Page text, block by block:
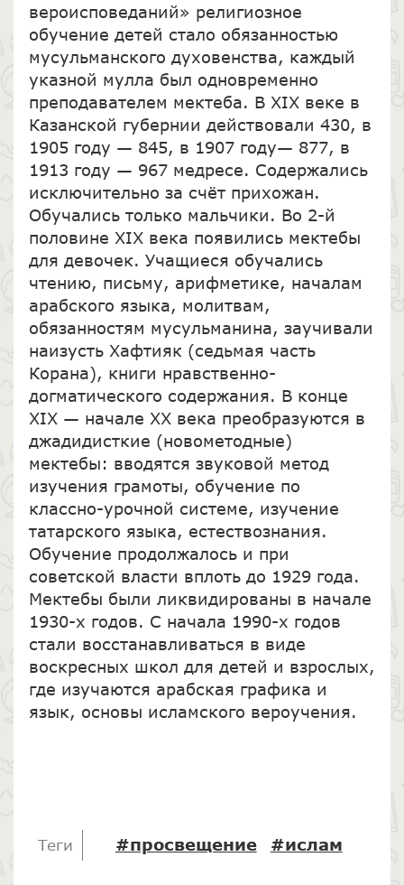
вероисповеданий» религиозное
обучение детей стало обязанностью
мусульманского духовенства, каждый
указной мулла был одновременно
преподавателем мектеба. В XIX веке в
Казанской губернии действовали 430, в
1905 году — 845, в 1907 году— 877, в
1913 году — 967 медресе. Содержались
исключительно за счёт прихожан.
Обучались только мальчики. Во 2-й
половине XIX века появились мектебы
для девочек. Учащиеся обучались
чтению, письму, арифметике, началам
арабского языка, молитвам,
обязанностям мусульманина, заучивали
наизусть Хафтияк (седьмая часть
Корана), книги нравственно-
догматического содержания. В конце
XIX — начале XX века преобразуются в
джадидисткие (новометодные)
мектебы: вводятся звуковой метод
изучения грамоты, обучение по
классно-урочной системе, изучение
татарского языка, естествознания.
Обучение продолжалось и при
советской власти вплоть до 1929 года.
Мектебы были ликвидированы в начале
1930-х годов. С начала 1990-х годов
стали восстанавливаться в виде
воскресных школ для детей и взрослых,
где изучаются арабская графика и
язык, основы исламского вероучения.
Теги #просвещение #ислам